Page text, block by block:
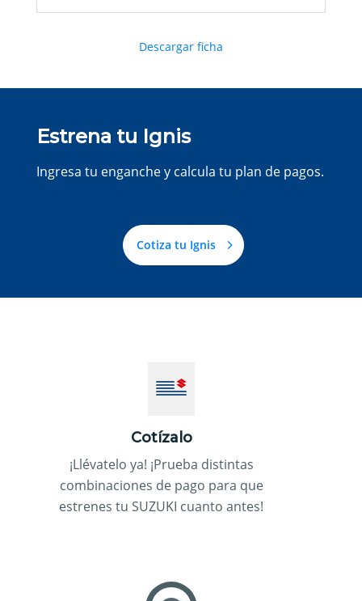
Descargar ficha
Estrena tu Ignis
Ingresa tu enganche y calcula tu plan de pagos.
Cotiza tu Ignis
Cotízalo
¡Llévatelo ya! ¡Prueba distintas
combinaciones de pago para que
estrenes tu SUZUKI cuanto antes!